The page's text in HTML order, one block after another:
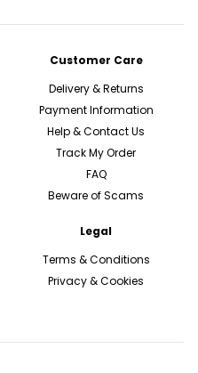
Customer Care
Delivery & Returns
Payment Information
Help & Contact Us
Track My Order
FAQ
Beware of Scams
Legal
Terms & Conditions
Privacy & Cookies